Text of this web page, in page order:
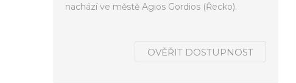
nachází ve městě Agios Gordios (Řecko).
OVĚŘIT DOSTUPNOST